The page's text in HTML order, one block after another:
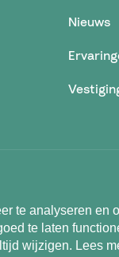
Nieuws
te analyseren en
te laten
wijzigen. Lees